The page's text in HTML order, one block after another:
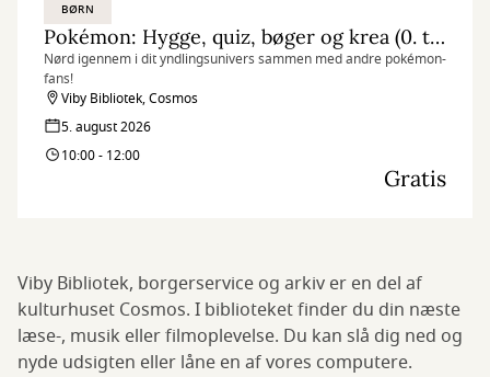
BØRN
Pokémon: Hygge, quiz, bøger og krea (0. til 4. klasse)
Nørd igennem i dit yndlingsunivers sammen med andre pokémon-
fans!
Viby Bibliotek, Cosmos
5. august 2026
10:00 - 12:00
Gratis
Viby Bibliotek, borgerservice og arkiv er en del af
kulturhuset Cosmos. I biblioteket finder du din næste
læse-, musik eller filmoplevelse. Du kan slå dig ned og
nyde udsigten eller låne en af vores computere.